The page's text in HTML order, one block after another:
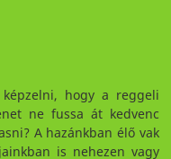
hogy a reggeli
ne fussa át kedvenc
A hazánkban élő vak
is nehezen vagy